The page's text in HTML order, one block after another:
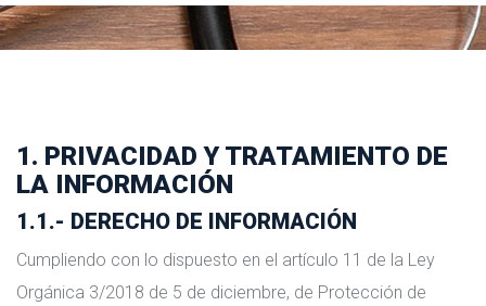
1. PRIVACIDAD Y TRATAMIENTO DE
LA INFORMACIÓN
1.1.- DERECHO DE INFORMACIÓN
Cumpliendo con lo dispuesto en el artículo 11 de la Ley
Orgánica 3/2018 de 5 de diciembre, de Protección de